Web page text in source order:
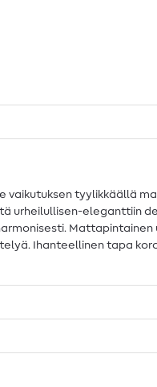
vaikutuksen tyylikkäällä
urheilullisen-eleganttiin
Ihanteellinen tapa